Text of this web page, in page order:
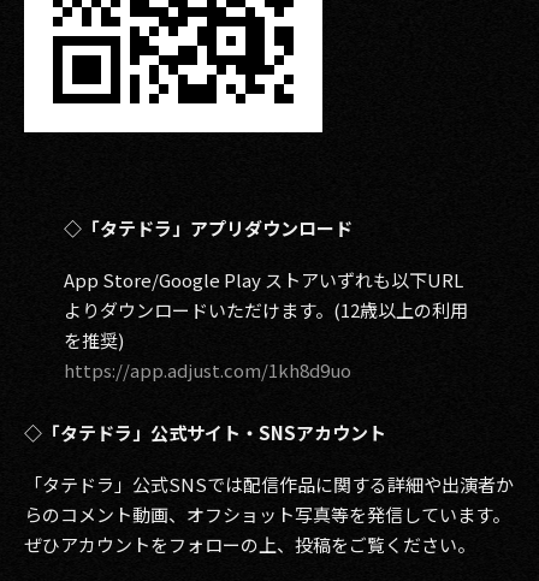
◇「タテドラ」アプリダウンロード
App Store/Google Play ストアいずれも以下URL
よりダウンロードいただけます。(12歳以上の利用
を推奨)
https://app.adjust.com/1kh8d9uo
◇「タテドラ」公式サイト・SNSアカウント
「タテドラ」公式SNSでは配信作品に関する詳細や出演者か
らのコメント動画、オフショット写真等を発信しています。
ぜひアカウントをフォローの上、投稿をご覧ください。